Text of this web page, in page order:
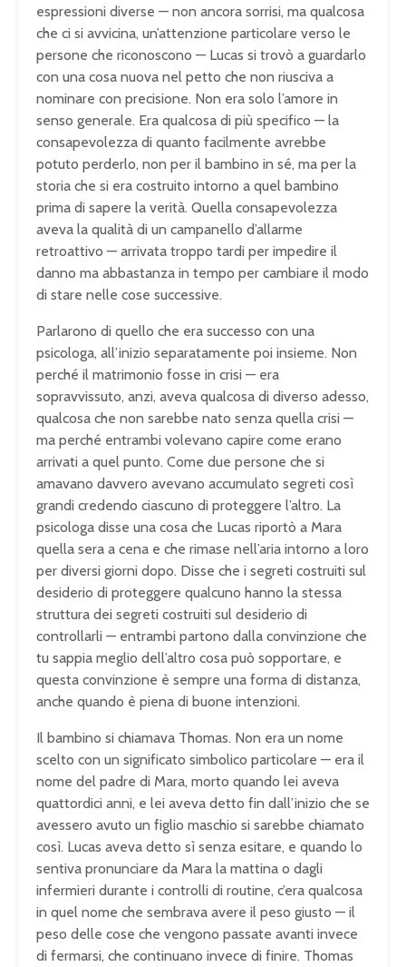
espressioni diverse — non ancora sorrisi, ma qualcosa
che ci si avvicina, un’attenzione particolare verso le
persone che riconoscono — Lucas si trovò a guardarlo
con una cosa nuova nel petto che non riusciva a
nominare con precisione. Non era solo l’amore in
senso generale. Era qualcosa di più specifico — la
consapevolezza di quanto facilmente avrebbe
potuto perderlo, non per il bambino in sé, ma per la
storia che si era costruito intorno a quel bambino
prima di sapere la verità. Quella consapevolezza
aveva la qualità di un campanello d’allarme
retroattivo — arrivata troppo tardi per impedire il
danno ma abbastanza in tempo per cambiare il modo
di stare nelle cose successive.
Parlarono di quello che era successo con una
psicologa, all’inizio separatamente poi insieme. Non
perché il matrimonio fosse in crisi — era
sopravvissuto, anzi, aveva qualcosa di diverso adesso,
qualcosa che non sarebbe nato senza quella crisi —
ma perché entrambi volevano capire come erano
arrivati a quel punto. Come due persone che si
amavano davvero avevano accumulato segreti così
grandi credendo ciascuno di proteggere l’altro. La
psicologa disse una cosa che Lucas riportò a Mara
quella sera a cena e che rimase nell’aria intorno a loro
per diversi giorni dopo. Disse che i segreti costruiti sul
desiderio di proteggere qualcuno hanno la stessa
struttura dei segreti costruiti sul desiderio di
controllarli — entrambi partono dalla convinzione che
tu sappia meglio dell’altro cosa può sopportare, e
questa convinzione è sempre una forma di distanza,
anche quando è piena di buone intenzioni.
Il bambino si chiamava Thomas. Non era un nome
scelto con un significato simbolico particolare — era il
nome del padre di Mara, morto quando lei aveva
quattordici anni, e lei aveva detto fin dall’inizio che se
avessero avuto un figlio maschio si sarebbe chiamato
così. Lucas aveva detto sì senza esitare, e quando lo
sentiva pronunciare da Mara la mattina o dagli
infermieri durante i controlli di routine, c’era qualcosa
in quel nome che sembrava avere il peso giusto — il
peso delle cose che vengono passate avanti invece
di fermarsi, che continuano invece di finire. Thomas